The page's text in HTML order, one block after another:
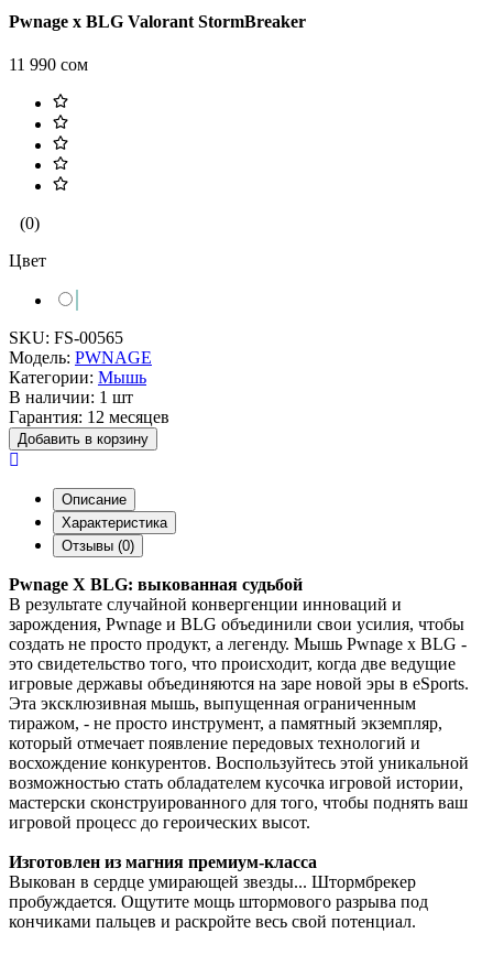
Pwnage x BLG Valorant StormBreaker
11 990 сом
(0)
Цвет
SKU: FS-00565
Модель: PWNAGE
Категории: Мышь
В наличии: 1 шт
Гарантия: 12 месяцев
Добавить в корзину
Описание
Характеристика
Отзывы (0)
Pwnage X BLG: выкованная судьбой
В результате случайной конвергенции инноваций и
зарождения, Pwnage и BLG объединили свои усилия, чтобы
создать не просто продукт, а легенду. Мышь Pwnage x BLG -
это свидетельство того, что происходит, когда две ведущие
игровые державы объединяются на заре новой эры в eSports.
Эта эксклюзивная мышь, выпущенная ограниченным
тиражом, - не просто инструмент, а памятный экземпляр,
который отмечает появление передовых технологий и
восхождение конкурентов. Воспользуйтесь этой уникальной
возможностью стать обладателем кусочка игровой истории,
мастерски сконструированного для того, чтобы поднять ваш
игровой процесс до героических высот.
Изготовлен из магния премиум-класса
Выкован в сердце умирающей звезды... Штормбрекер
пробуждается. Ощутите мощь штормового разрыва под
кончиками пальцев и раскройте весь свой потенциал.